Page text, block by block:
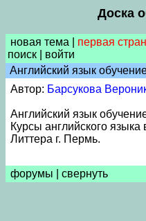
Доска
новая тема первая
поиск
войти
Английский язык
Автор: Барсукова
Английский язык
Курсы английского
Литтера г. Пермь.
форумы свернуть